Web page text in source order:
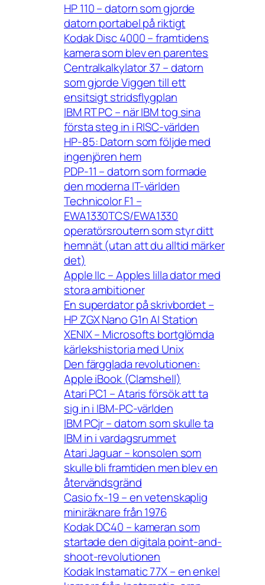
HP 110 – datorn som gjorde
datorn portabel på riktigt
Kodak Disc 4000 – framtidens
kamera som blev en parentes
Centralkalkylator 37 – datorn
som gjorde Viggen till ett
ensitsigt stridsflygplan
IBM RT PC – när IBM tog sina
första steg in i RISC-världen
HP-85: Datorn som följde med
ingenjören hem
PDP-11 – datorn som formade
den moderna IT-världen
Technicolor F1 –
EWA1330TCS/EWA1330
operatörsroutern som styr ditt
hemnät (utan att du alltid märker
det)
Apple IIc – Apples lilla dator med
stora ambitioner
En superdator på skrivbordet –
HP ZGX Nano G1n AI Station
XENIX – Microsofts bortglömda
kärlekshistoria med Unix
Den färgglada revolutionen:
Apple iBook (Clamshell)
Atari PC1 – Ataris försök att ta
sig in i IBM-PC-världen
IBM PCjr – datorn som skulle ta
IBM in i vardagsrummet
Atari Jaguar – konsolen som
skulle bli framtiden men blev en
återvändsgränd
Casio fx-19 – en vetenskaplig
miniräknare från 1976
Kodak DC40 – kameran som
startade den digitala point-and-
shoot-revolutionen
Kodak Instamatic 77X – en enkel